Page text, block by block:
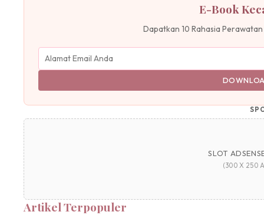
E-Book
Dapatkan 10 Rahasia
SLOT
(300 X 250
Artikel Terpopuler